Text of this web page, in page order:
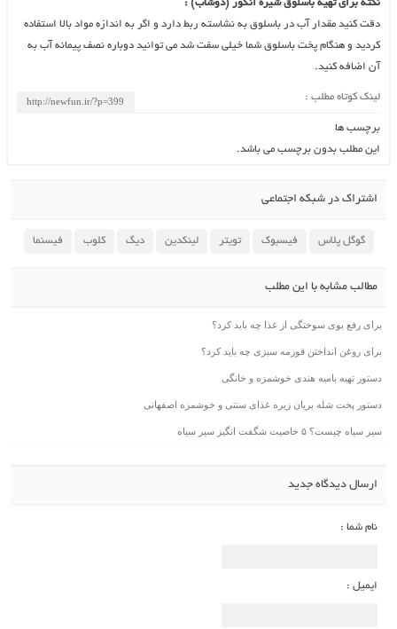
نکته برای تهیه باسلوق شیره انگور (دوشاب) :
دقت کنید مقدار آب در باسلوق به نشاسته ربط دارد و اگر به اندازه مواد بالا استفاده
کردید و هنگام پخت باسلوق شما خیلی سفت شد می توانید دوباره نصف پیمانه آب به
آن اضافه کنید.
لینک کوتاه مطلب :
برچسب ها
این مطلب بدون برچسب می باشد.
اشتراک در شبکه اجتماعی
گوگل پلاس فیسبوک تویتر لینکدین دیگ کلوب فیسنما
مطالب مشابه با این مطلب
برای رفع بوی سوختگی از غذا چه باید کرد؟
برای روغن انداختن قورمه سبزی چه باید کرد؟
دستور تهیه بامیه هندی خوشمزه و خانگی
دستور پخت شله بریان زیره غذای سنتی و خوشمزه اصفهانی
سیر سیاه چیست؟ ۵ خاصیت شگفت انگیز سیر سیاه
ارسال دیدگاه جدید
نام شما :
ایمیل :